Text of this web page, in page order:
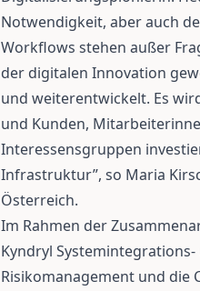
Notwendigkeit, aber auch
Workflows stehen außer
der digitalen Innovation
und weiterentwickelt. Es
und Kunden,
Interessensgruppen
Infrastruktur”, so Maria
Österreich.
Im Rahmen der
Kyndryl
Risikomanagement und die